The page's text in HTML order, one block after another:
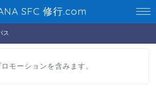
SFC 修行.com
ス
モーションを含みます。